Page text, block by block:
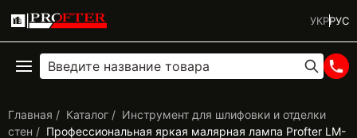
УКРРУС
Главная Каталог
Инструмент для шлифовки и отделки
стен
Профессиональная яркая малярная лампа Profter LM-